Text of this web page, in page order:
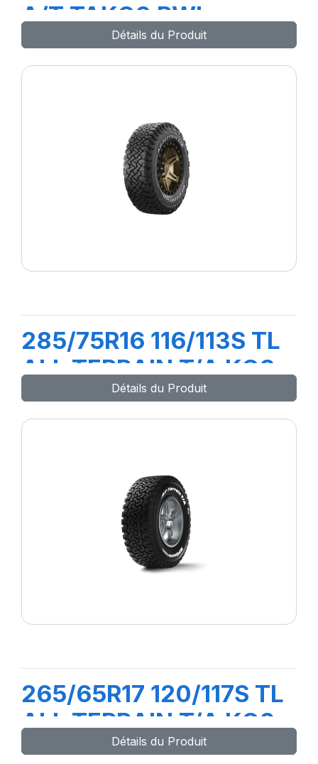
A/T TAKO3 RWL
Détails du Produit
285/75R16 116/113S TL
ALL TERRAIN T/A KO3
LRC (RWLDétails du Produit
265/65R17 120/117S TL
ALL TERRAIN T/A KO2
LRER
Détails du Produit